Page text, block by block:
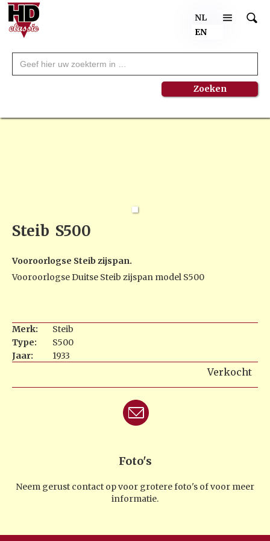
NL
EN
Steib S500
Vooroorlogse Steib zijspan.
Vooroorlogse Duitse Steib zijspan model S500
Merk:
Steib
Type:
S500
Jaar:
1933
Verkocht
Foto's
Neem gerust contact op voor grotere foto's of voor meer
informatie.